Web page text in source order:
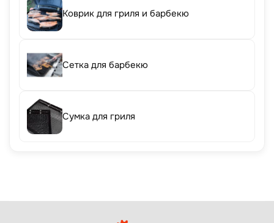
Коврик для гриля и барбекю
Сетка для барбекю
Сумка для гриля